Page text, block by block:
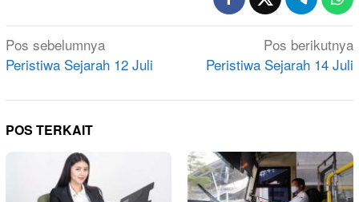
Navigasi
pos
Pos sebelumnya
Peristiwa Sejarah 12 Juli
Pos berikutnya
Peristiwa Sejarah 14 Juli
POS TERKAIT